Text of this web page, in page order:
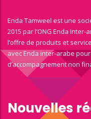
Enda Tamweel est une
2015 par l’ONG Enda
l’offre de produits et
avec Enda inter-arabe
d’accompagnement non
Nouvelles